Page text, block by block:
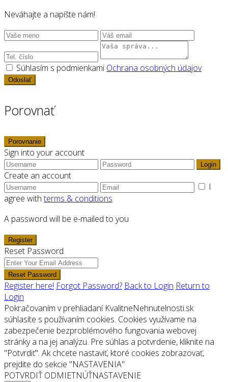
Neváhajte a napíšte nám!
Súhlasím s podmienkami Ochrana osobných údajov
Odoslať
Porovnať
Porovnanie
Sign into your account
Login
Create an account
I
agree withterms & conditions
A password will be e-mailed to you
Register
Reset Password
Reset Password
Register here! Forgot Password? Back to Login Return to
Login
Pokračovaním v prehliadaní KvalitneNehnutelnosti.sk
súhlasíte s používaním cookies. Cookies využívame na
zabezpečenie bezproblémového fungovania webovej
stránky a na jej analýzu. Pre súhlas a potvrdenie, kliknite na
"Potvrdiť". Ak chcete nastaviť, ktoré cookies zobrazovať,
prejdite do sekcie "NASTAVENIA"
POTVRDIŤ ODMIETNÚŤNASTAVENIE